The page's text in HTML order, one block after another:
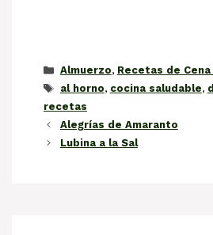
Categorías
Almuerzo, Recetas de Cena
Etiquetas
al horno, cocina saludable,
recetas
Alegrías de Amaranto
Lubina a la Sal